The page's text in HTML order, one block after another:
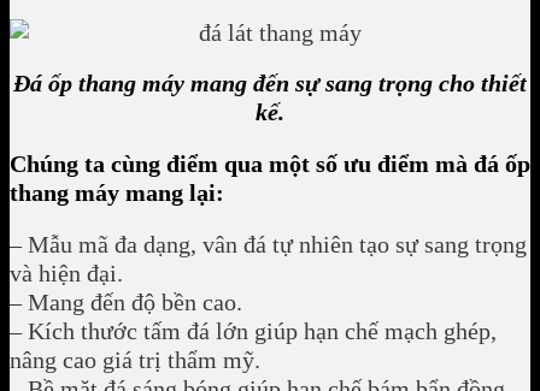
Đá ốp thang máy mang đến sự sang trọng cho thiết
kế.
Chúng ta cùng điểm qua một số ưu điểm mà đá ốp
thang máy mang lại:
– Mẫu mã đa dạng, vân đá tự nhiên tạo sự sang trọng
và hiện đại.
– Mang đến độ bền cao.
– Kích thước tấm đá lớn giúp hạn chế mạch ghép,
nâng cao giá trị thẩm mỹ.